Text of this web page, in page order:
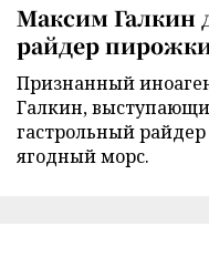
Максим Галкин
райдер
Признанный
Галкин,
гастрольный
ягодный морс.